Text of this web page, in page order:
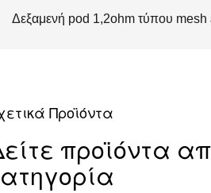
Δεξαμενή pod 1,2ohm τύπου mesh
Προϊόντα
προϊόντα